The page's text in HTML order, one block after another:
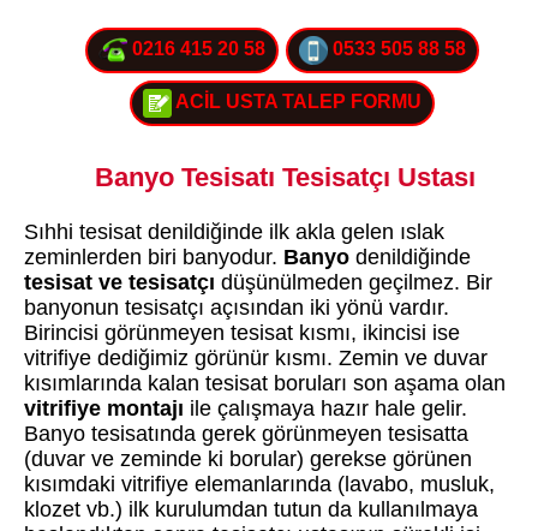
0216 415 20 58 0533 505 88 58
ACİL USTA TALEP FORMU
Banyo Tesisatı Tesisatçı Ustası
Sıhhi tesisat denildiğinde ilk akla gelen ıslak
zeminlerden biri banyodur. Banyo denildiğinde
tesisat ve tesisatçı düşünülmeden geçilmez. Bir
banyonun tesisatçı açısından iki yönü vardır.
Birincisi görünmeyen tesisat kısmı, ikincisi ise
vitrifiye dediğimiz görünür kısmı. Zemin ve duvar
kısımlarında kalan tesisat boruları son aşama olan
vitrifiye montajı ile çalışmaya hazır hale gelir.
Banyo tesisatında gerek görünmeyen tesisatta
(duvar ve zeminde ki borular) gerekse görünen
kısımdaki vitrifiye elemanlarında (lavabo, musluk,
klozet vb.) ilk kurulumdan tutun da kullanılmaya